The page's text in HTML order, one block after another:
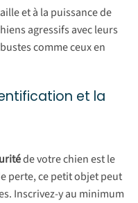
et à la puissance de
agressifs avec leurs
comme ceux en
et la
de votre chien est le
perte, ce petit objet peut
Inscrivez-y au minimum